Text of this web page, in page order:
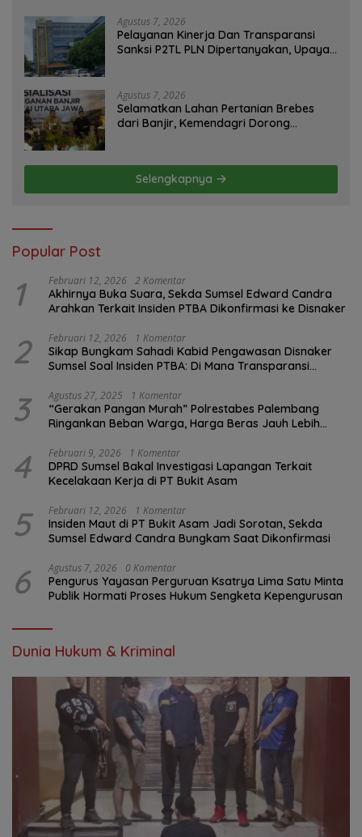
Agustus 7, 2026
Pelayanan Kinerja Dan Transparansi
Sanksi P2TL PLN Dipertanyakan, Upaya
Agustus 7, 2026
Selamatkan Lahan Pertanian Brebes
dari Banjir, Kemendagri Dorong
Selengkapnya
Popular Post
1 Februari 12, 2026 2 Komentar
Akhirnya Buka Suara, Sekda Sumsel Edward Candra
Arahkan Terkait Insiden PTBA Dikonfirmasi ke Disnaker
2 Februari 12, 2026 1 Komentar
Sikap Bungkam Sahadi Kabid Pengawasan Disnaker
Sumsel Soal Insiden PTBA: Di Mana Transparansi
3 Agustus 27, 2025 1 Komentar
“Gerakan Pangan Murah” Polrestabes Palembang
Ringankan Beban Warga, Harga Beras Jauh Lebih
4 Februari 9, 2026 1 Komentar
DPRD Sumsel Bakal Investigasi Lapangan Terkait
Kecelakaan Kerja di PT Bukit Asam
5 Februari 12, 2026 1 Komentar
Insiden Maut di PT Bukit Asam Jadi Sorotan, Sekda
Sumsel Edward Candra Bungkam Saat Dikonfirmasi
6 Agustus 7, 2026 0 Komentar
Pengurus Yayasan Perguruan Ksatrya Lima Satu Minta
Publik Hormati Proses Hukum Sengketa Kepengurusan
Dunia Hukum & Kriminal